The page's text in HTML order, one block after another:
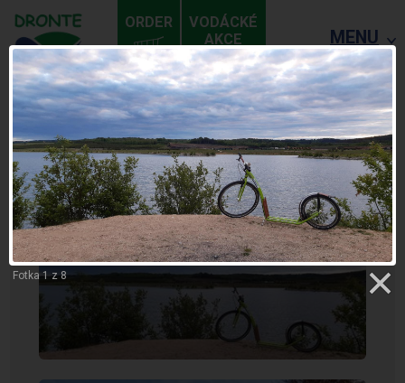
ORDER
VODÁCKÉ
AKCE
MENU
ZPĚT
SOKOLOV - LOKET
Fotka 1 z 8